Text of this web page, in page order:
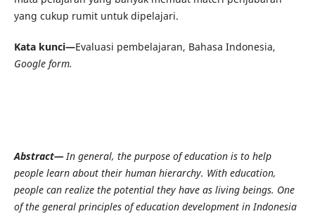
yang cukup rumit untuk dipelajari.
Kata kunci—Evaluasi pembelajaran, Bahasa Indonesia,
Google form.
Abstract— In general, the purpose of education is to help
people learn about their human hierarchy. With education,
people can realize the potential they have as living beings. One
of the general principles of education development in Indonesia